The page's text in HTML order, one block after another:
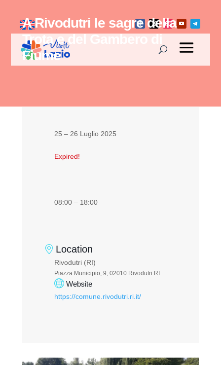
A Rivodutri le sagre della
Trota e del Gambero di
Fiume
25 – 26 Luglio 2025
Expired!
08:00 – 18:00
Location
Rivodutri (RI)
Piazza Municipio, 9, 02010 Rivodutri RI
Website
https://comune.rivodutri.ri.it/